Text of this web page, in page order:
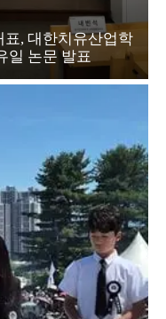
, 대한치유산업학
일 논문 발표